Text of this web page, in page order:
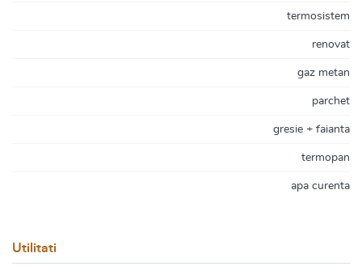
termosistem
renovat
gaz metan
parchet
gresie + faianta
termopan
apa curenta
Utilitati